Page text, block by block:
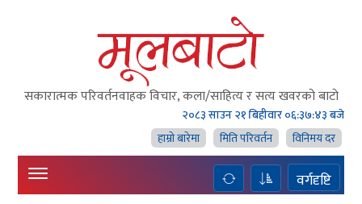
सकारात्मक परिवर्तनवाहक विचार, कला/साहित्य र सत्य खवरको बाटाे
२०८३ साउन २१ बिहीवार०६:३७:४४ बजे
हाम्राे बारेमा
मिति परिवर्तन विनिमय दर
वर्गदृष्टि